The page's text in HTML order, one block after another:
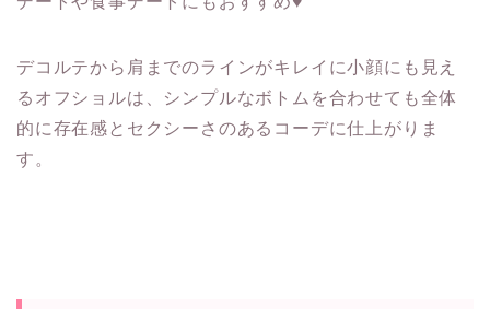
デコルテから肩までのラインがキレイに小顔にも見え
るオフショルは、シンプルなボトムを合わせても全体
的に存在感とセクシーさのあるコーデに仕上がりま
す。